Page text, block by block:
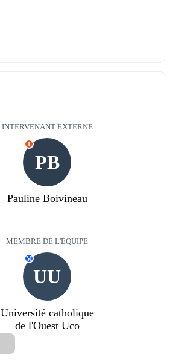
INTERVENANT EXTERNE
PB
I
Pauline Boivineau
MEMBRE DE L'ÉQUIPE
UU
M
Université catholique
de l'Ouest Uco